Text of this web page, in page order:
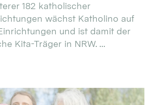
182 katholischer
wächst Katholino auf
und ist damit der
Kita-Träger in NRW. ...